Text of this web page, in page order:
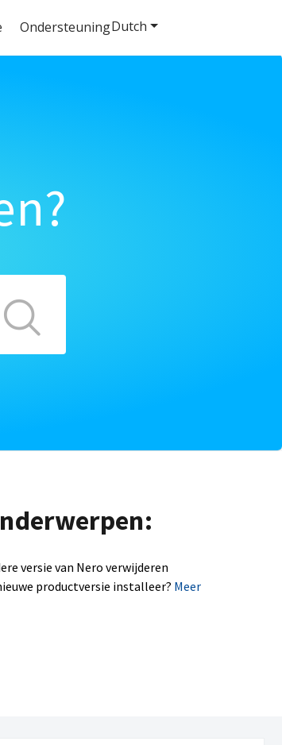
Ondersteuning
versie van Nero verwijderen
productversie installeer? Meer
Dutch